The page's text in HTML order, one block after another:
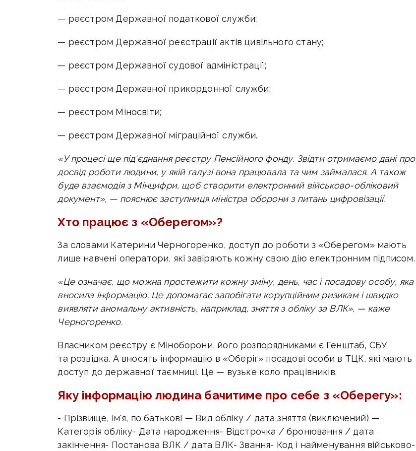
— реєстром Державної податкової служби;
— реєстром Державної реєстрації актів цивільного стану;
— реєстром Державної судової адміністрації;
— реєстром Державної прикордонної служби;
— реєстром Міносвіти;
— реєстром Державної міграційної служби.
«У процесі ще під'єднання реєстру Пенсійного фонду. Звідти отримаємо дані про
досвід роботи людини, у якій галузі вона працювала та чим займалася. А також
буде взаємодія з Мінцифри, щоб створити електронний військово-обліковий
документ», — пояснює заступниця міністра оборони з питань цифровізації.
Хто працює з «Оберегом»?
За словами Катерини Черногоренко, доступ до роботи з «Оберегом» мають
лише навчені оператори, які завіряють кожну свою дію електронним підписом.
«Це означає, що можна простежити кожну зміну, день, час і посадову особу, яка
вносила інформацію. Це допомагає запобігати корупційним ризикам і швидко
виявляти аномальну активність, наприклад, зняття з обліку за ВЛК», — каже
Черногоренко.
Власником реєстру є Міноборони, його розпорядниками є Генштаб, СБУ
та розвідка. А вносять інформацію в «Оберіг» посадові особи в ТЦК, які мають
доступ до державної таємниці. Це — вузьке коло працівників.
Яку інформацію людина бачитиме про себе з «Оберегу»:
- Прізвище, ім'я, по батькові — Вид обліку / дата зняття (виключений) —
Категорія обліку- Дата народження- Відстрочка / бронювання / дата
закінчення- Постанова ВЛК / дата ВЛК- Звання- Код і найменування військово-